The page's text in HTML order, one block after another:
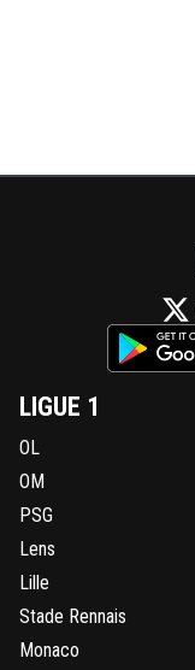
LIGUE 1
OL
OM
PSG
Lens
Lille
Stade Rennais
Monaco